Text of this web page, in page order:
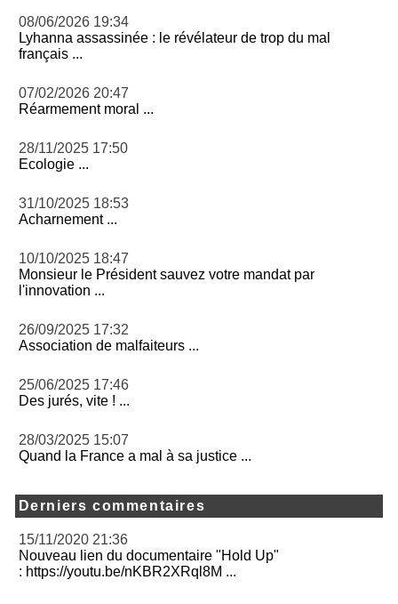
08/06/2026 19:34
Lyhanna assassinée : le révélateur de trop du mal
français ...
07/02/2026 20:47
Réarmement moral ...
28/11/2025 17:50
Ecologie ...
31/10/2025 18:53
Acharnement ...
10/10/2025 18:47
Monsieur le Président sauvez votre mandat par
l'innovation ...
26/09/2025 17:32
Association de malfaiteurs ...
25/06/2025 17:46
Des jurés, vite ! ...
28/03/2025 15:07
Quand la France a mal à sa justice ...
Derniers commentaires
15/11/2020 21:36
Nouveau lien du documentaire "Hold Up"
: https://youtu.be/nKBR2XRql8M ...